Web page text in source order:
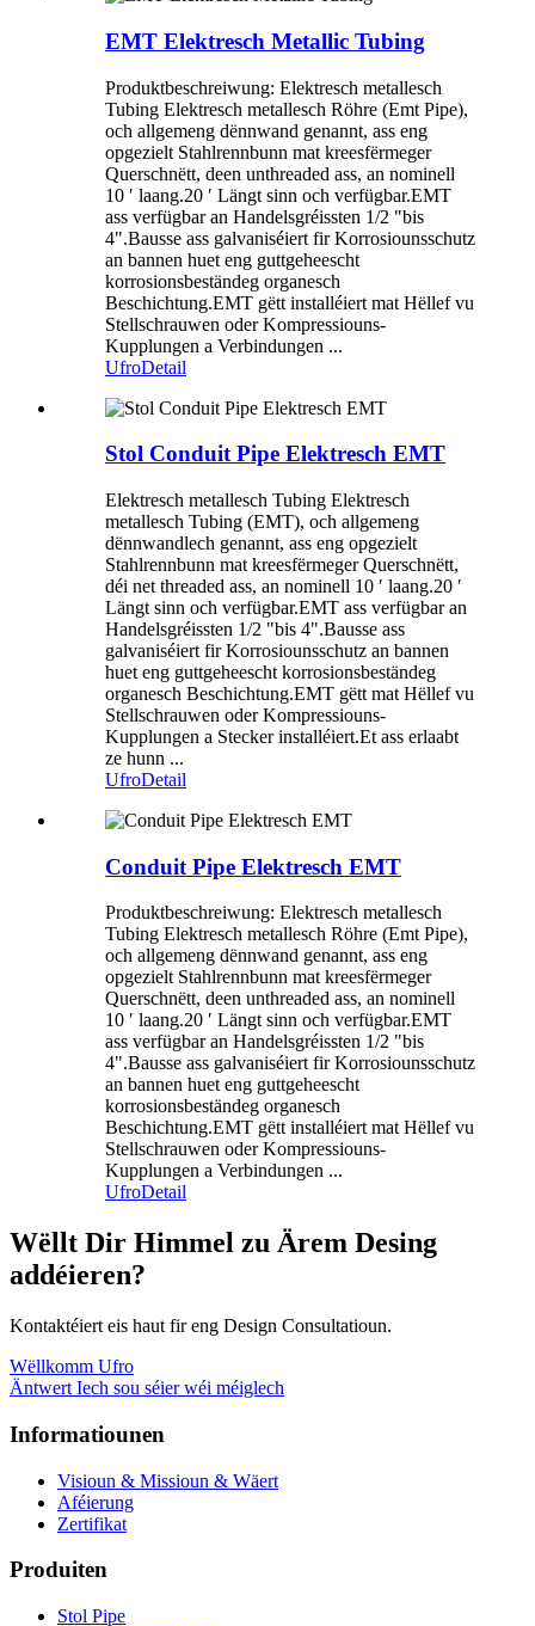
EMT Elektresch Metallic Tubing
Produktbeschreiwung: Elektresch metallesch
Tubing Elektresch metallesch Röhre (Emt Pipe),
och allgemeng dënnwand genannt, ass eng
opgezielt Stahlrennbunn mat kreesfërmeger
Querschnëtt, deen unthreaded ass, an nominell
10 ′ laang.20 ′ Längt sinn och verfügbar.EMT
ass verfügbar an Handelsgréissten 1/2 "bis
4".Bausse ass galvaniséiert fir Korrosiounsschutz
an bannen huet eng guttgeheescht
korrosionsbeständeg organesch
Beschichtung.EMT gëtt installéiert mat Hëllef vu
Stellschrauwen oder Kompressiouns-
Kupplungen a Verbindungen ...
UfroDetail
Stol Conduit Pipe Elektresch EMT
Elektresch metallesch Tubing Elektresch
metallesch Tubing (EMT), och allgemeng
dënnwandlech genannt, ass eng opgezielt
Stahlrennbunn mat kreesfërmeger Querschnëtt,
déi net threaded ass, an nominell 10 ′ laang.20 ′
Längt sinn och verfügbar.EMT ass verfügbar an
Handelsgréissten 1/2 "bis 4".Bausse ass
galvaniséiert fir Korrosiounsschutz an bannen
huet eng guttgeheescht korrosionsbeständeg
organesch Beschichtung.EMT gëtt mat Hëllef vu
Stellschrauwen oder Kompressiouns-
Kupplungen a Stecker installéiert.Et ass erlaabt
ze hunn ...
UfroDetail
Conduit Pipe Elektresch EMT
Produktbeschreiwung: Elektresch metallesch
Tubing Elektresch metallesch Röhre (Emt Pipe),
och allgemeng dënnwand genannt, ass eng
opgezielt Stahlrennbunn mat kreesfërmeger
Querschnëtt, deen unthreaded ass, an nominell
10 ′ laang.20 ′ Längt sinn och verfügbar.EMT
ass verfügbar an Handelsgréissten 1/2 "bis
4".Bausse ass galvaniséiert fir Korrosiounsschutz
an bannen huet eng guttgeheescht
korrosionsbeständeg organesch
Beschichtung.EMT gëtt installéiert mat Hëllef vu
Stellschrauwen oder Kompressiouns-
Kupplungen a Verbindungen ...
UfroDetail
Wëllt Dir Himmel zu Ärem Desing
addéieren?
Kontaktéiert eis haut fir eng Design Consultatioun.
Wëllkomm Ufro
Äntwert Iech sou séier wéi méiglech
Informatiounen
Visioun & Missioun & Wäert
Aféierung
Zertifikat
Produiten
Stol Pipe